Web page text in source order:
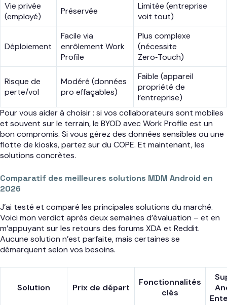
Vie privée
(employé)
Préservée
Limitée (entreprise
voit tout)
Déploiement
Facile via
enrôlement Work
Profile
Plus complexe
(nécessite
Zero‑Touch)
Risque de
perte/vol
Modéré (données
pro effaçables)
Faible (appareil
propriété de
l’entreprise)
Pour vous aider à choisir : si vos collaborateurs sont mobiles
et souvent sur le terrain, le BYOD avec Work Profile est un
bon compromis. Si vous gérez des données sensibles ou une
flotte de kiosks, partez sur du COPE. Et maintenant, les
solutions concrètes.
Comparatif des meilleures solutions MDM Android en
2026
J’ai testé et comparé les principales solutions du marché.
Voici mon verdict après deux semaines d’évaluation – et en
m’appuyant sur les retours des forums XDA et Reddit.
Aucune solution n’est parfaite, mais certaines se
démarquent selon vos besoins.
Solution Prix de départ
Fonctionnalités
clés